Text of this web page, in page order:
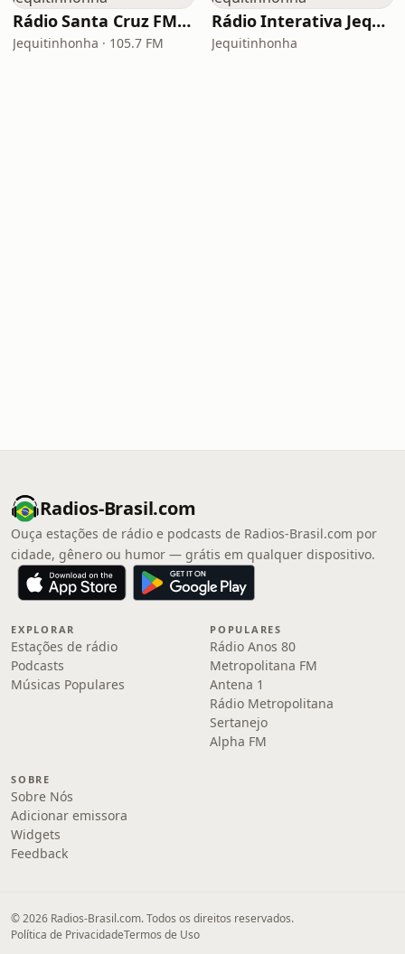
Rádio Santa Cruz FM Jequitinhonha
Jequitinhonha · 105.7 FM
Rádio Interativa Jequitinhonha
Jequitinhonha
Radios-Brasil.com
Ouça estações de rádio e podcasts de Radios-Brasil.com por
cidade, gênero ou humor — grátis em qualquer dispositivo.
EXPLORAR
Estações de rádio
Podcasts
Músicas Populares
POPULARES
Rádio Anos 80
Metropolitana FM
Antena 1
Rádio Metropolitana
Sertanejo
Alpha FM
SOBRE
Sobre Nós
Adicionar emissora
Widgets
Feedback
© 2026 Radios-Brasil.com. Todos os direitos reservados.
Política de PrivacidadeTermos de Uso